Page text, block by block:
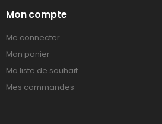
Mon compte
Me connecter
Mon panier
Ma liste de souhait
Mes commandes